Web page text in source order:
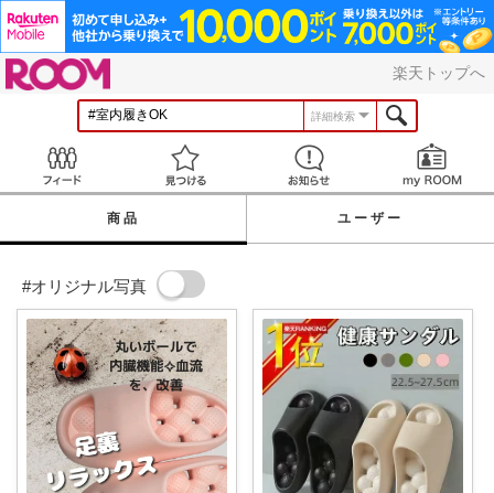
楽天トップへ
詳細検索
見つける お知らせ
商品 ユーザー
#オリジナル写真